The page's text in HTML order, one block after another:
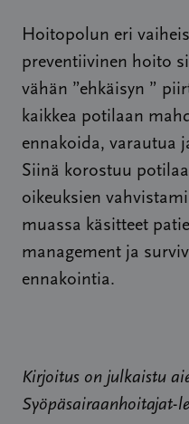
Hoitopolun eri
preventiivinen hoito
vähän ”ehkäisyn ”
kaikkea potilaan
ennakoida, varautua
Siinä korostuu
oikeuksien
muassa käsitteet
management ja
ennakointia.
Kirjoitus on julkaistu
Syöpäsairaanhoitajat-